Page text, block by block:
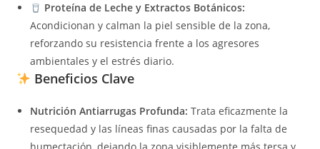
Proteína de Leche y Extractos Botánicos:
Acondicionan y calman la piel sensible de la zona,
reforzando su resistencia frente a los agresores
ambientales y el estrés diario.
Beneficios Clave
Nutrición Antiarrugas Profunda: Trata eficazmente la
resequedad y las líneas finas causadas por la falta de